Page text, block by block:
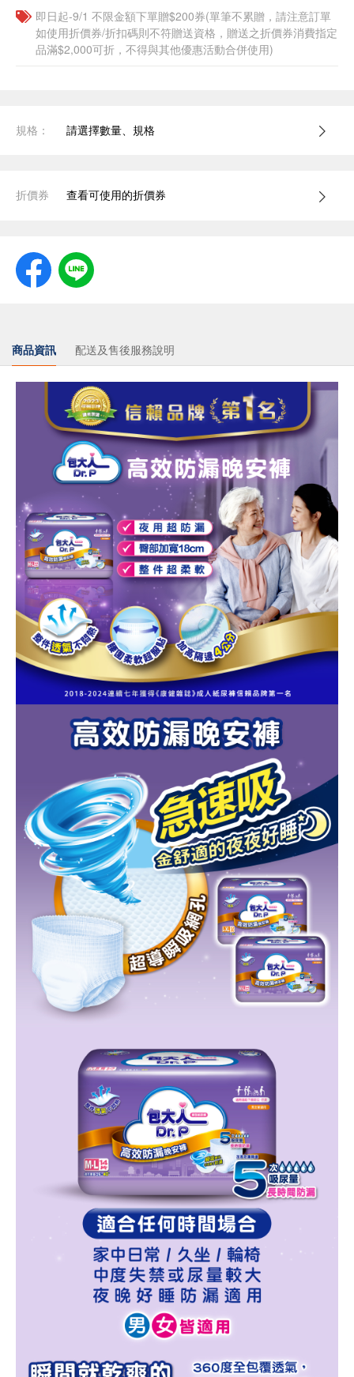
即日起-9/1 不限金額下單贈$200券(單筆不累贈，請注意訂單
如使用折價券/折扣碼則不符贈送資格，贈送之折價券消費指定
品滿$2,000可折，不得與其他優惠活動合併使用)
規格： 請選擇數量、規格
折價券 查看可使用的折價券
商品資訊 配送及售後服務說明